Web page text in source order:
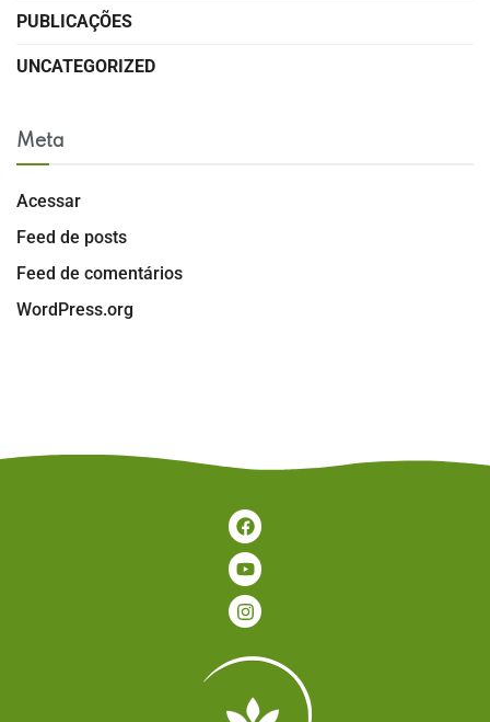
PUBLICAÇÕES
UNCATEGORIZED
Meta
Acessar
Feed de posts
Feed de comentários
WordPress.org